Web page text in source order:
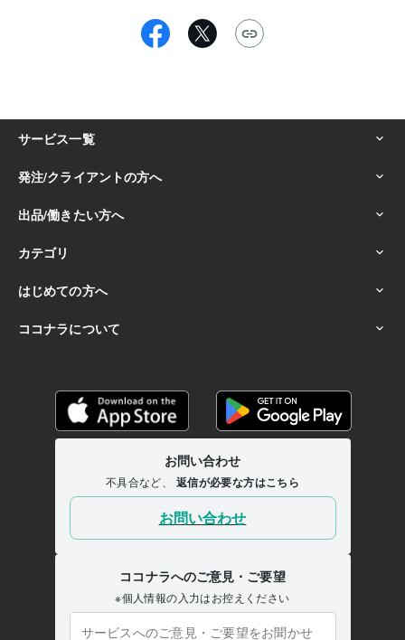
前世から長くご縁のある金龍さんと、
生まれたての白龍ちゃんと共に、
金龍さんとは、
り、
深い安心感と
静かなエネルギーに支えられながら
「迷いが多い」
やさしくサポートできたら嬉しいです ❀